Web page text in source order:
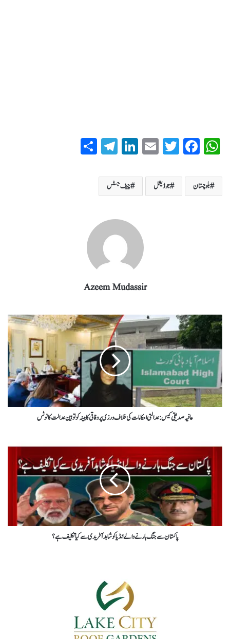
W
ha
ts
A
Fa
ce
bo
ok
T
wi
tte
r
E
m
ail
Li
nk
ed
In
T
el
eg
ra بلوچستان جوڈیشل چیف جسٹس
Azeem Mudassir
عافیہ صدیقی کیس: عدالتی احکامات کی خلاف ورزی پر وفاقی کابینہ کو توہین عدالت کا نوٹس
پاکستان سے جنگ ہارنے والے انڈیا کو شاہد آفریدی سے کیا تکلیف ہے؟